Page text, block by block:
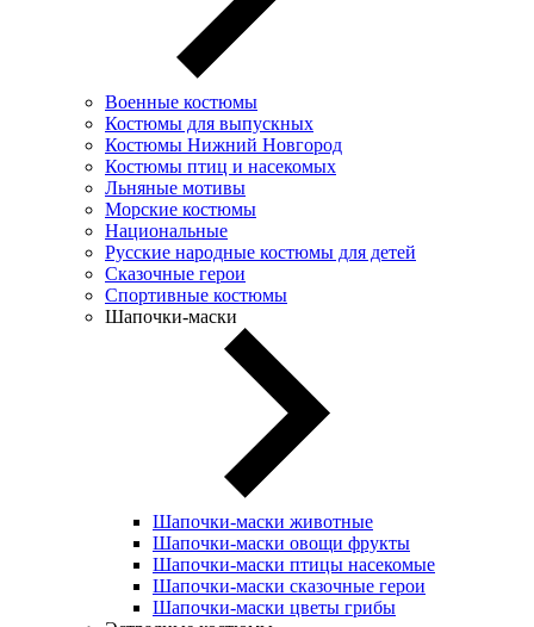
Военные костюмы
Костюмы для выпускных
Костюмы Нижний Новгород
Костюмы птиц и насекомых
Льняные мотивы
Морские костюмы
Национальные
Русские народные костюмы для детей
Сказочные герои
Спортивные костюмы
Шапочки-маски
Шапочки-маски животные
Шапочки-маски овощи фрукты
Шапочки-маски птицы насекомые
Шапочки-маски сказочные герои
Шапочки-маски цветы грибы